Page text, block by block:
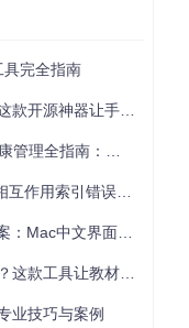
完全指南
业技巧与案例